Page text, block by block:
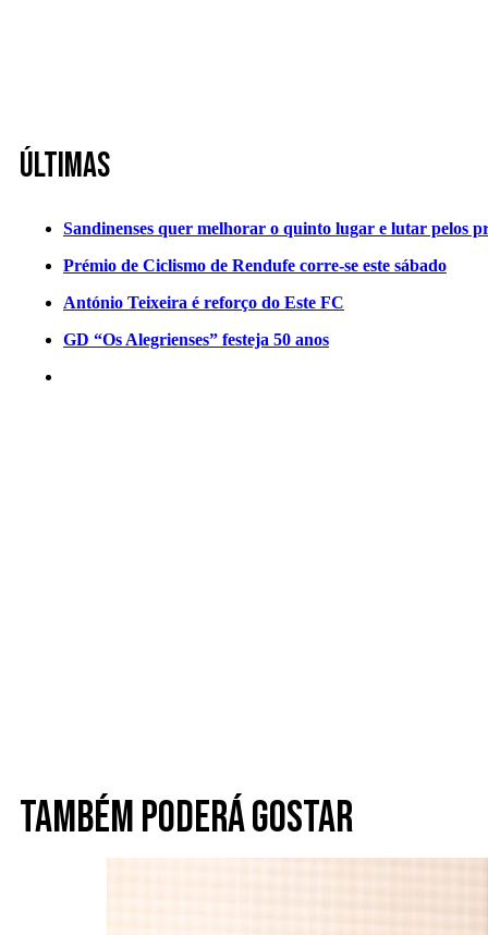
Últimas
Sandinenses quer melhorar o quinto lugar e lutar pelos
Prémio de Ciclismo de Rendufe corre-se este sábado
António Teixeira é reforço do Este FC
GD “Os Alegrienses” festeja 50 anos
Também poderá gostar